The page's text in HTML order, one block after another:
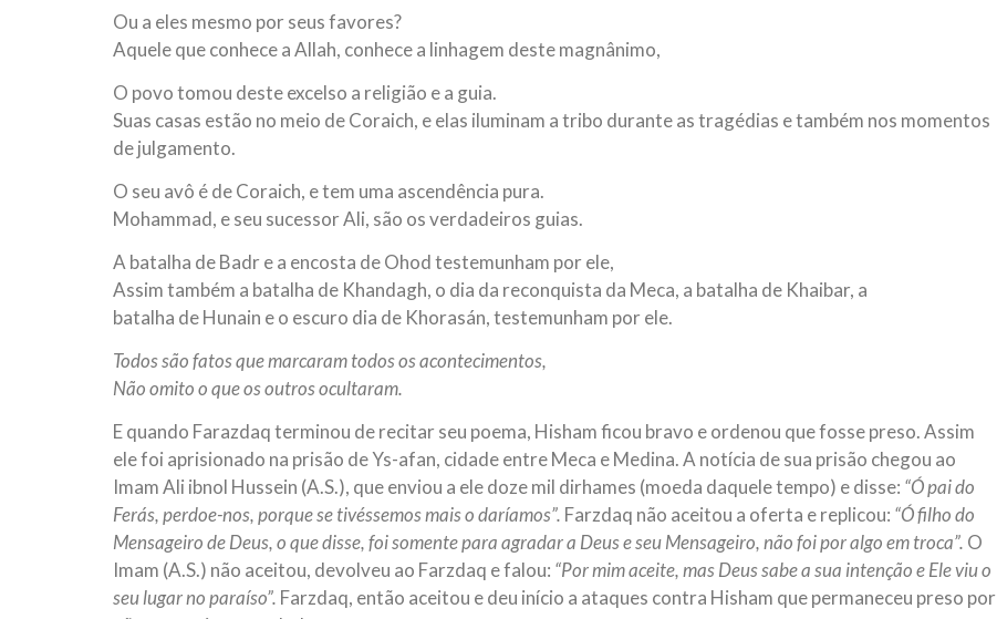
Ou a eles mesmo por seus favores?
Aquele que conhece a Allah, conhece a linhagem deste magnânimo,
O povo tomou deste excelso a religião e a guia.
Suas casas estão no meio de Coraich, e elas iluminam a tribo durante as tragédias e também nos momentos
de julgamento.
O seu avô é de Coraich, e tem uma ascendência pura.
Mohammad, e seu sucessor Ali, são os verdadeiros guias.
A batalha de Badr e a encosta de Ohod testemunham por ele,
Assim também a batalha de Khandagh, o dia da reconquista da Meca, a batalha de Khaibar, a
batalha de Hunain e o escuro dia de Khorasán, testemunham por ele.
Todos são fatos que marcaram todos os acontecimentos,
Não omito o que os outros ocultaram.
E quando Farazdaq terminou de recitar seu poema, Hisham ficou bravo e ordenou que fosse preso. Assim
ele foi aprisionado na prisão de Ys-afan, cidade entre Meca e Medina. A notícia de sua prisão chegou ao
Imam Ali ibnol Hussein (A.S.), que enviou a ele doze mil dirhames (moeda daquele tempo) e disse: “Ó pai do
Ferás, perdoe-nos, porque se tivéssemos mais o daríamos”. Farzdaq não aceitou a oferta e replicou: “Ó filho do
Mensageiro de Deus, o que disse, foi somente para agradar a Deus e seu Mensageiro, não foi por algo em troca”. O
Imam (A.S.) não aceitou, devolveu ao Farzdaq e falou: “Por mim aceite, mas Deus sabe a sua intenção e Ele viu o
seu lugar no paraíso”. Farzdaq, então aceitou e deu início a ataques contra Hisham que permaneceu preso por